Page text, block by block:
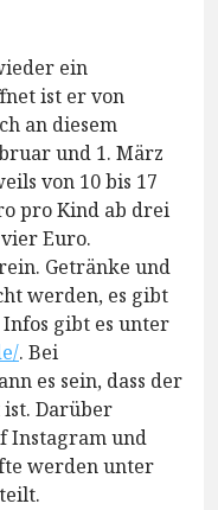
ein
ist er von
an diesem
und 1. März
von 10 bis 17
pro Kind ab drei
Euro.
Getränke und
werden, es gibt
gibt es unter
. Bei
es sein, dass der
Darüber
Instagram und
werden unter